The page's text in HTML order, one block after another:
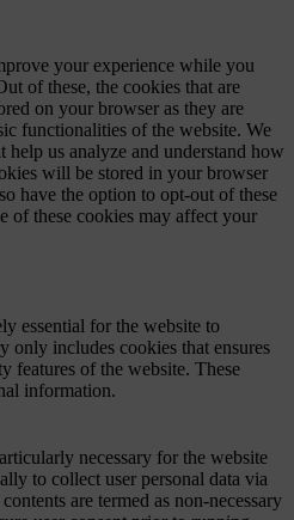
your experience while you
of these, the cookies that are
on your browser as they are
functionalities of the website. We
help us analyze and understand how
will be stored in your browser
have the option to opt-out of these
of these cookies may affect your
essential for the website to
only includes cookies that ensures
features of the website. These
information.
necessary for the website
to collect user personal data via
are termed as non-necessary